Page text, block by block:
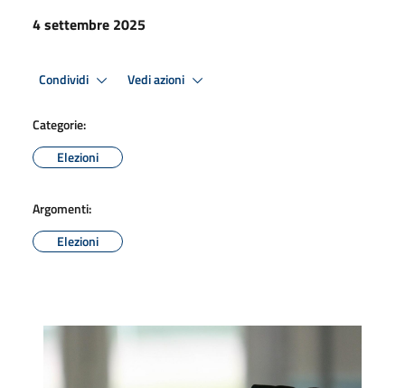
4 settembre 2025
Condividi Vedi azioni
Categorie:
Elezioni
Argomenti:
Elezioni